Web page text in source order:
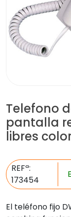
Telefono
pantalla
libres
REFª:
173454
El teléfono fijo